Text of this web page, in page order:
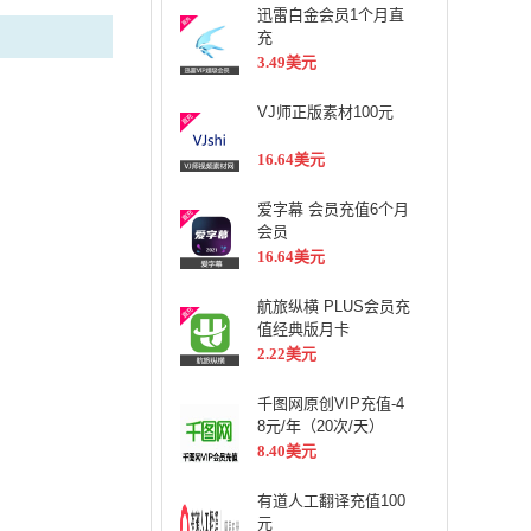
迅雷白金会员1个月直
充
3.49美元
VJ师正版素材100元
16.64美元
爱字幕 会员充值6个月
会员
16.64美元
航旅纵横 PLUS会员充
值经典版月卡
2.22美元
千图网原创VIP充值-4
8元/年（20次/天）
8.40美元
有道人工翻译充值100
元